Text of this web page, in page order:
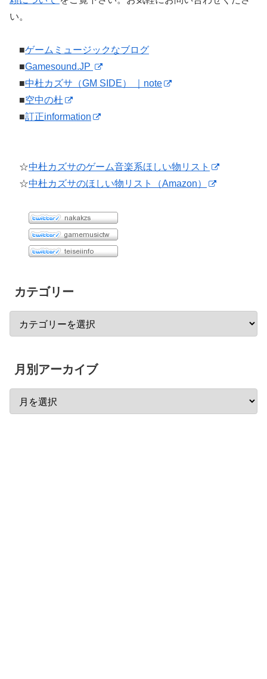
い。
■ゲームミュージックなブログ
■Gamesound.JP
■中杜カズサ（GM SIDE） ｜note
■空中の杜
■訂正information
☆中杜カズサのゲーム音楽系ほしい物リスト
☆中杜カズサのほしい物リスト（Amazon）
カテゴリー
月別アーカイブ